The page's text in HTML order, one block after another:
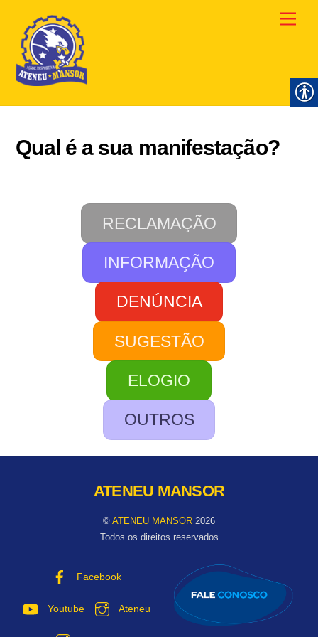
content
Qual é a sua manifestação?
RECLAMAÇÃO
INFORMAÇÃO
DENÚNCIA
SUGESTÃO
ELOGIO
OUTROS
ATENEU MANSOR
© ATENEU MANSOR 2026
Todos os direitos reservados
Facebook
Youtube Ateneu